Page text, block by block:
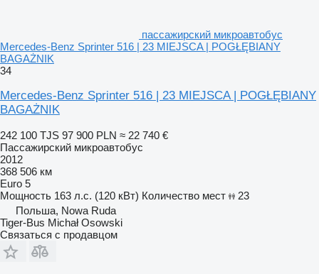
пассажирский микроавтобус
Mercedes-Benz Sprinter 516 | 23 MIEJSCA | POGŁĘBIANY
BAGAŻNIK
34
Mercedes-Benz Sprinter 516 | 23 MIEJSCA | POGŁĘBIANY
BAGAŻNIK
242 100 TJS 97 900 PLN ≈ 22 740 €
Пассажирский микроавтобус
2012
368 506 км
Euro 5
Мощность 163 л.с. (120 кВт) Количество мест
23
Польша, Nowa Ruda
Tiger-Bus Michał Osowski
Связаться с продавцом